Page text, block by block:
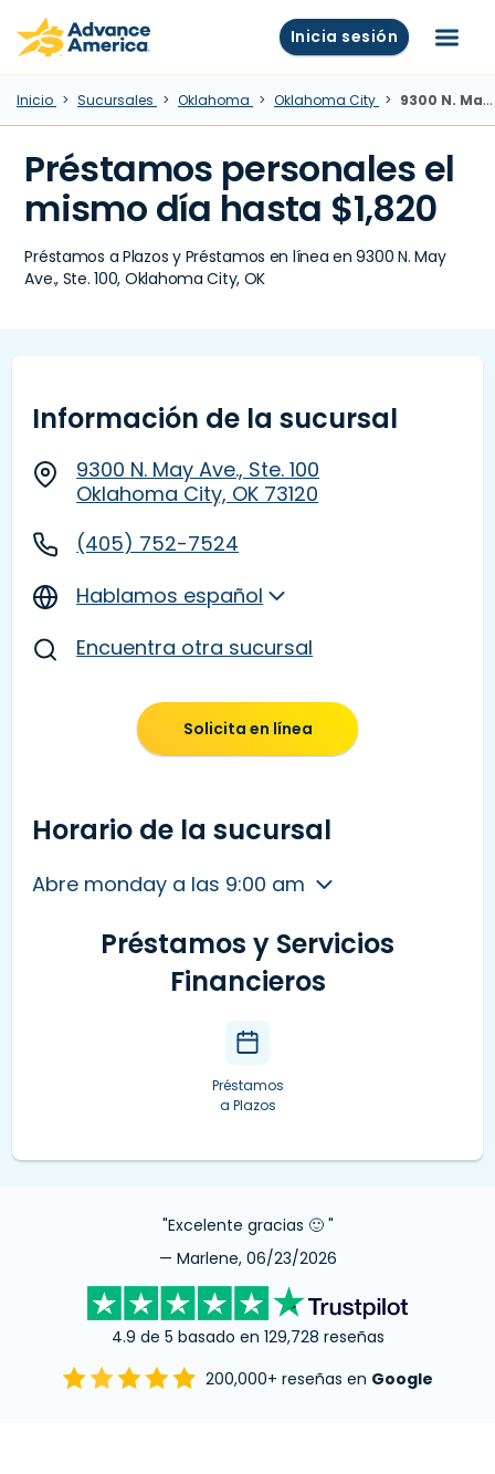
Skip to main content
Advance America home Inicia sesión Menú
Inicio Sucursales Oklahoma Oklahoma City 9300 N. May Ave., Ste. 100, Oklahoma City, OK
Préstamos personales el
mismo día hasta $1,820
Préstamos a Plazos y Préstamos en línea en 9300 N. May
Ave., Ste. 100, Oklahoma City, OK
Información de la sucursal
9300 N. May Ave., Ste. 100
Oklahoma City, OK 73120
(405) 752-7524
Hablamos español
Encuentra otra sucursal
Solicita en línea
Horario de la sucursal
Abre monday a las 9:00 am
Préstamos y Servicios
Financieros
Préstamos
a Plazos
"Excelente gracias 🙂 "
— Marlene, 06/23/2026
4.9 de 5 basado en 129,728 reseñas
200,000+ reseñas en Google